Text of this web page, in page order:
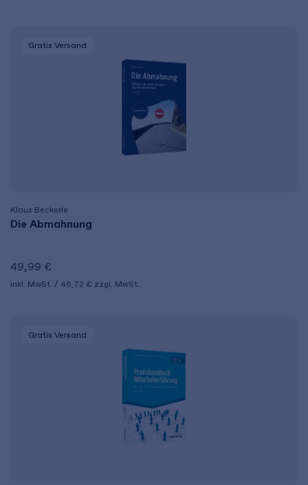
Gratis Versand
Klaus Beckerle
Die Abmahnung
49,99 €
inkl. MwSt. 46,72 € zzgl. MwSt.
Gratis Versand